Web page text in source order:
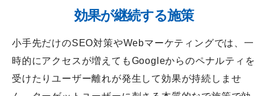
効果が継続する施策
小手先だけのSEO対策やWebマーケティングでは、一
時的にアクセスが増えてもGoogleからのペナルティを
受けたりユーザー離れが発生して効果が持続しませ